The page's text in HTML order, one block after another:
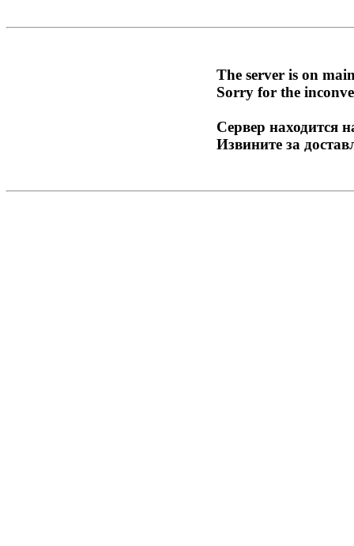
The server is on
Sorry for the
Сервер находится
Извините за